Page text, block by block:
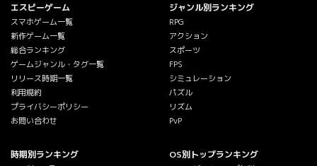
エスピーゲーム
スマホゲーム一覧
新作ゲーム一覧
総合ランキング
ゲームジャンル・タグ一覧
リリース時期一覧
利用規約
プライバシーポリシー
お問い合わせ
ジャンル別ランキング
RPG
アクション
スポーツ
FPS
シミュレーション
パズル
リズム
PvP
時期別ランキング OS別トップランキング